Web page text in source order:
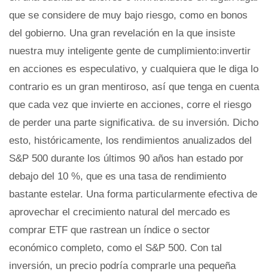
que se considere de muy bajo riesgo, como en bonos
del gobierno. Una gran revelación en la que insiste
nuestra muy inteligente gente de cumplimiento:invertir
en acciones es especulativo, y cualquiera que le diga lo
contrario es un gran mentiroso, así que tenga en cuenta
que cada vez que invierte en acciones, corre el riesgo
de perder una parte significativa. de su inversión. Dicho
esto, históricamente, los rendimientos anualizados del
S&P 500 durante los últimos 90 años han estado por
debajo del 10 %, que es una tasa de rendimiento
bastante estelar. Una forma particularmente efectiva de
aprovechar el crecimiento natural del mercado es
comprar ETF que rastrean un índice o sector
económico completo, como el S&P 500. Con tal
inversión, un precio podría comprarle una pequeña